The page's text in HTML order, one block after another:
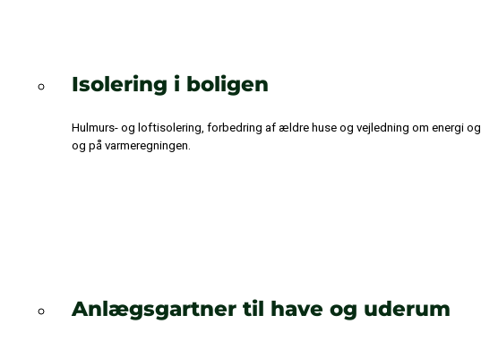
Isolering i boligen
Hulmurs- og loftisolering, forbedring af ældre huse og vejledning om energi
og på varmeregningen.
Anlægsgartner til have og uderum